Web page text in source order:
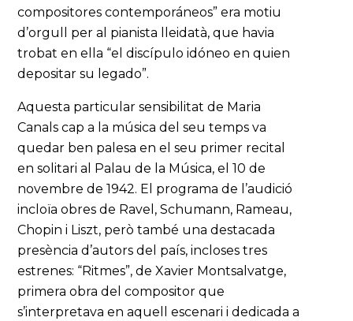
compositores contemporáneos” era motiu
d’orgull per al pianista lleidatà, que havia
trobat en ella “el discípulo idóneo en quien
depositar su legado”.
Aquesta particular sensibilitat de Maria
Canals cap a la música del seu temps va
quedar ben palesa en el seu primer recital
en solitari al Palau de la Música, el 10 de
novembre de 1942. El programa de l’audició
incloïa obres de Ravel, Schumann, Rameau,
Chopin i Liszt, però també una destacada
presència d’autors del país, incloses tres
estrenes: “Ritmes”, de Xavier Montsalvatge,
primera obra del compositor que
s’interpretava en aquell escenari i dedicada a